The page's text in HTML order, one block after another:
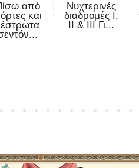
από
και
Νυχτερινές
διαδρομές Ι,
ΙΙ & ΙΙΙ Γι...